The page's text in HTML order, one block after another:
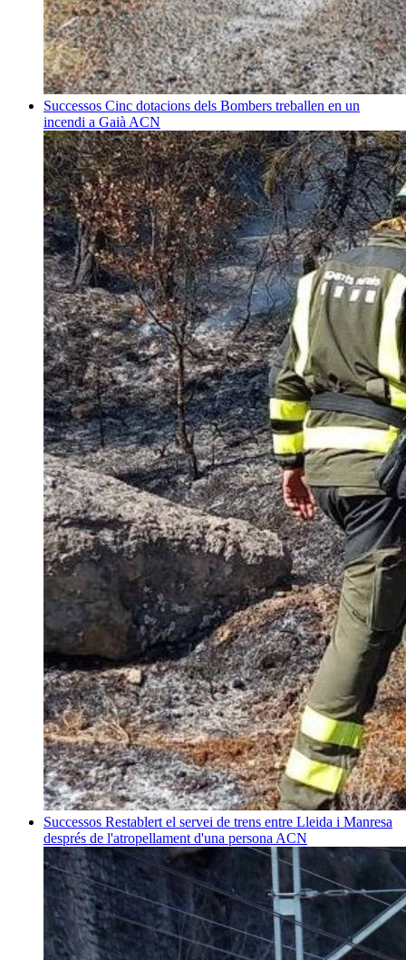
Successos Cinc dotacions dels Bombers treballen en un
incendi a Gaià ACN
Successos Restablert el servei de trens entre Lleida i Manresa
després de l'atropellament d'una persona ACN